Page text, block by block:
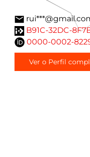
B91C-32DC-
0000-0002-
Ver o Perfil